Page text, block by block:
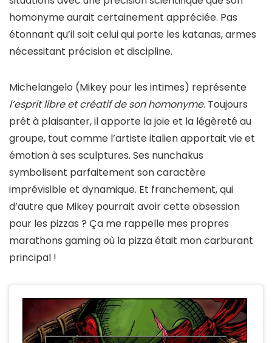
homonyme aurait certainement appréciée. Pas
étonnant qu’il soit celui qui porte les katanas, armes
nécessitant précision et discipline.
Michelangelo (Mikey pour les intimes) représente
l’esprit libre et créatif de son homonyme. Toujours
prêt à plaisanter, il apporte la joie et la légèreté au
groupe, tout comme l’artiste italien apportait vie et
émotion à ses sculptures. Ses nunchakus
symbolisent parfaitement son caractère
imprévisible et dynamique. Et franchement, qui
d’autre que Mikey pourrait avoir cette obsession
pour les pizzas ? Ça me rappelle mes propres
marathons gaming où la pizza était mon carburant
principal !